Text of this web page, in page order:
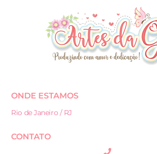
ONDE ESTAMOS
Rio de Janeiro / RJ
CONTATO